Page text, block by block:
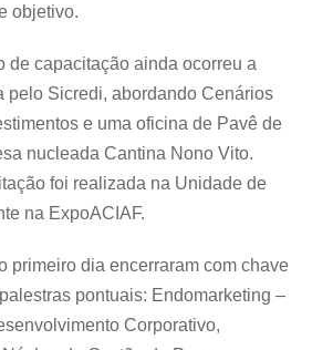
objetivo.
de capacitação ainda ocorreu a
pelo Sicredi, abordando Cenários
e uma oficina de Pavê de
nucleada Cantina Nono Vito.
foi realizada na Unidade de
na ExpoACIAF.
primeiro dia encerraram com chave
pontuais: Endomarketing –
Corporativo,